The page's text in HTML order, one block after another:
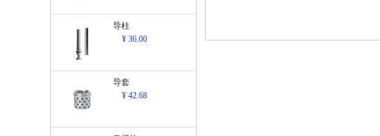
导柱
¥ 36.00
导套
¥ 42.68